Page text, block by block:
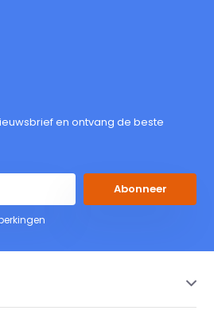
en ontvang de beste
Abonneer